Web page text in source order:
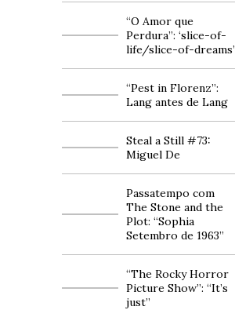
“O Amor que
Perdura”: ‘slice-of-
life/slice-of-dreams’
“Pest in Florenz”:
Lang antes de Lang
Steal a Still #73:
Miguel De
Passatempo com
The Stone and the
Plot: “Sophia
Setembro de 1963”
“The Rocky Horror
Picture Show”: “It’s
just”